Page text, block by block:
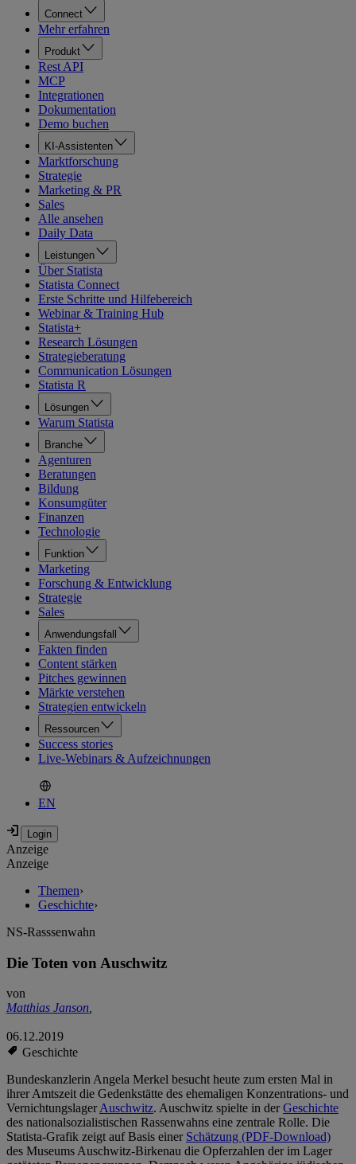
Connect
Mehr erfahren
Produkt
Rest API
MCP
Integrationen
Dokumentation
Demo buchen
KI-Assistenten
Marktforschung
Strategie
Marketing & PR
Sales
Alle ansehen
Daily Data
Leistungen
Über Statista
Statista Connect
Erste Schritte und Hilfebereich
Webinar & Training Hub
Statista+
Research Lösungen
Strategieberatung
Communication Lösungen
Statista R
Lösungen
Warum Statista
Branche
Agenturen
Beratungen
Bildung
Konsumgüter
Finanzen
Technologie
Funktion
Marketing
Forschung & Entwicklung
Strategie
Sales
Anwendungsfall
Fakten finden
Content stärken
Pitches gewinnen
Märkte verstehen
Strategien entwickeln
Ressourcen
Success stories
Live-Webinars & Aufzeichnungen
EN
Anzeige
Anzeige
Themen›
Geschichte›
NS-Rasssenwahn
Die Toten von Auschwitz
von
Matthias Janson,
06.12.2019
Geschichte
Bundeskanzlerin Angela Merkel besucht heute zum ersten Mal in
ihrer Amtszeit die Gedenkstätte des ehemaligen Konzentrations- und
VernichtungslagerAuschwitz. Auschwitz spielte in derGeschichte
des nationalsozialistischen Rassenwahns eine zentrale Rolle. Die
Statista-Grafik zeigt auf Basis einer Schätzung (PDF-Download)
des Museums Auschwitz-Birkenau die Opferzahlen der im Lager